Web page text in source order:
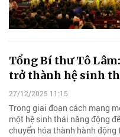
Tổng Bí thư Tô
trở thành hệ sinh
27/12/2025 11:15
Trong giai đoạn cách mạng
một hệ sinh thái năng động
chuyển hóa thành hành động